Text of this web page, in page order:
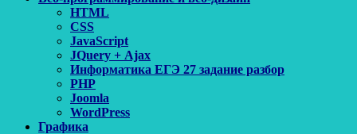
HTML
CSS
JavaScript
JQuery + Ajax
Информатика ЕГЭ 27 задание разбор
PHP
Joomla
WordPress
Графика